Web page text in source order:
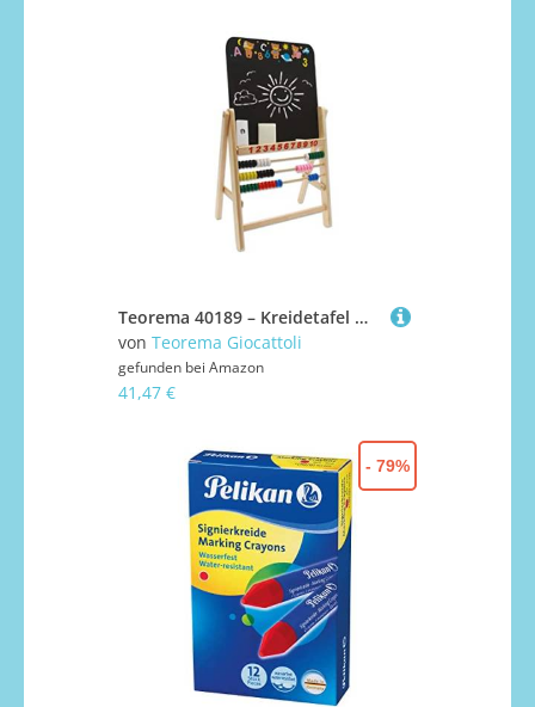
Teorema 40189 – Kreidetafel mit Kreide, Holz
von Teorema Giocattoli
gefunden bei Amazon
41,47 €
- 79%